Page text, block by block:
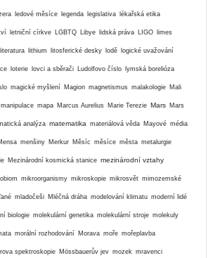
ledové měsíce legenda legislativa lékařská etika
letniční církve LGBTQ Libye lidská práva LIGO limes
literatura lithium litosferické desky lodě logické uvažování
loterie lovci a sběrači Ludolfovo číslo lymská borelióza
magické myšlení Magion magnetismus malakologie Mali
manipulace mapa Marcus Aurelius Marie Terezie Mars Mars
analýza matematika materiálová věda Mayové média
menšiny Merkur Měsíc měsíce města metalurgie
Mezinárodní kosmická stanice mezinárodní vztahy
mikroorganismy mikroskopie mikrosvět mimozemské
mladočeši Mléčná dráha modelování klimatu moderní lidé
biologie molekulární genetika molekulární stroje molekuly
morální rozhodování Morava moře mořeplavba
spektroskopie Mössbauerův jev mozek mravenci